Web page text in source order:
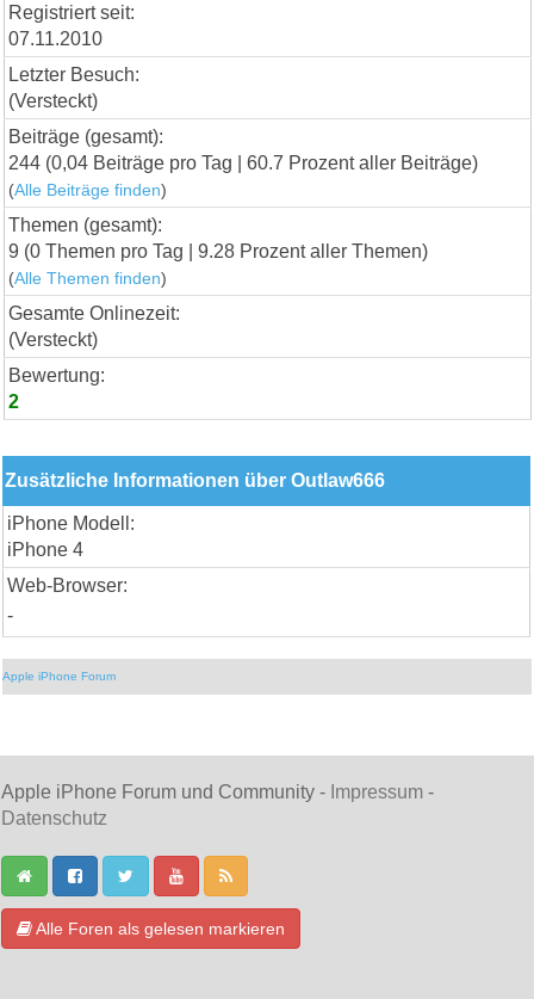
Registriert seit:
07.11.2010
Letzter Besuch:
(Versteckt)
Beiträge (gesamt):
244 (0,04 Beiträge pro Tag | 60.7 Prozent aller Beiträge)
(Alle Beiträge finden)
Themen (gesamt):
9 (0 Themen pro Tag | 9.28 Prozent aller Themen)
(Alle Themen finden)
Gesamte Onlinezeit:
(Versteckt)
Bewertung:
2
Zusätzliche Informationen über Outlaw666
iPhone Modell:
iPhone 4
Web-Browser:
-
Apple iPhone Forum
Apple iPhone Forum und Community - Impressum -
Datenschutz
Alle Foren als gelesen markieren